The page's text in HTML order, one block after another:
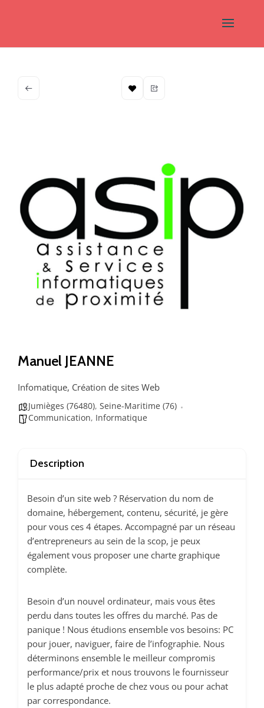
Manuel JEANNE
Infomatique, Création de sites Web
Jumièges (76480), Seine-Maritime (76)
Communication, Informatique
Description
Besoin d’un site web ? Réservation du nom de
domaine, hébergement, contenu, sécurité, je gère
pour vous ces 4 étapes. Accompagné par un réseau
d’entrepreneurs au sein de la scop, je peux
également vous proposer une charte graphique
complète.
Besoin d’un nouvel ordinateur, mais vous êtes
perdu dans toutes les offres du marché. Pas de
panique ! Nous étudions ensemble vos besoins: PC
pour jouer, naviguer, faire de l’infographie. Nous
déterminons ensemble le meilleur compromis
performance/prix et nous trouvons le fournisseur
le plus adapté proche de chez vous ou pour achat
par correspondance.
Essentiel
nécessaire au bon
Statistiques
Ces cookies
servent à
manière
anonymisée
et nous
permettent
d'améliorer
le contenu
que nous
vous
proposons.